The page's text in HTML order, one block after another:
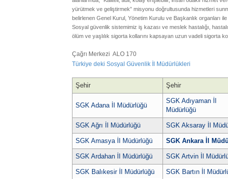
yürütmek ve geliştirmek” misyonu doğrultusunda hizmetleri
belirlenen Genel Kurul, Yönetim Kurulu ve Başkanlık organları
Sosyal güvenlik sistemimiz iş kazası ve meslek hastalığı,
ölüm ve yaşlılık sigorta kollarını kapsayan uzun vadeli sigorta
Çağrı Merkezi ALO 170
Türkiye deki Sosyal Güvenlik İl Müdürlükleri
Şehir Şehir
SGK Adana İl Müdürlüğü
SGK Adıyaman İl
Müdürlüğü
SGK Ağrı İl Müdürlüğü SGK Aksaray İl
SGK Amasya İl Müdürlüğü SGK Ankara İl
SGK Ardahan İl Müdürlüğü SGK Artvin İl
SGK Balıkesir İl Müdürlüğü SGK Bartın İl